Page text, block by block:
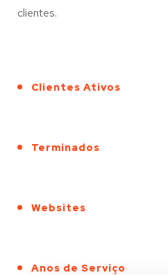
clientes.
Clientes Ativos
Terminados
Websites
Anos de Serviço